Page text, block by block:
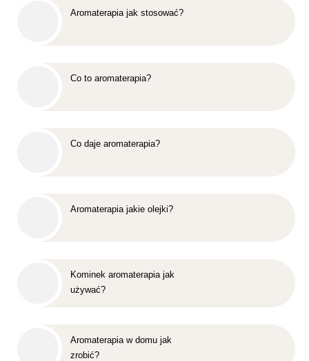
Aromaterapia jak stosować?
Co to aromaterapia?
Co daje aromaterapia?
Aromaterapia jakie olejki?
Kominek aromaterapia jak
używać?
Aromaterapia w domu jak
zrobić?